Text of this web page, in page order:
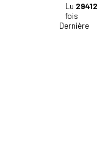
Lu 29412
fois
Dernière